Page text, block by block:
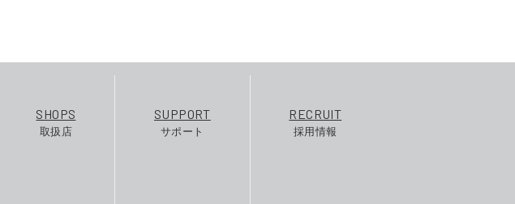
SHOPS
取扱店
SUPPORT
サポート
RECRUIT
採用情報